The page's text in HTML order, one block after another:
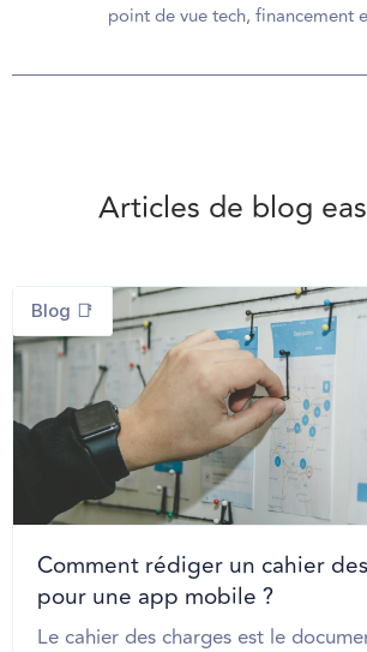
point de vue tech, financement
Articles de blog
Blog 📑
Comment rédiger un cahier
pour une app mobile ?
Le cahier des charges est le